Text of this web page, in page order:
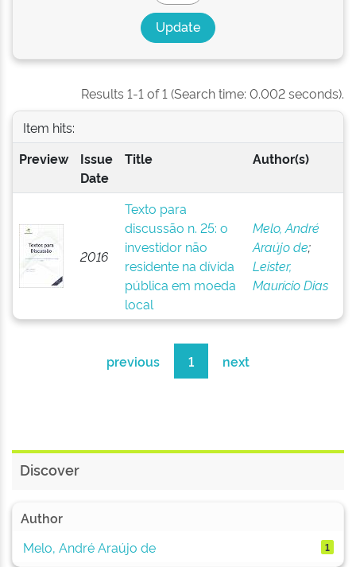
Results 1-1 of 1 (Search time: 0.002 seconds).
Item hits:
Preview
Issue
Date
Title Author(s)
2016
Texto para
discussão n. 25: o
investidor não
residente na dívida
pública em moeda
local
Melo, André
Araújo de;
Leister,
Maurício Dias
previous 1 next
Discover
Author
Melo, André Araújo de
1